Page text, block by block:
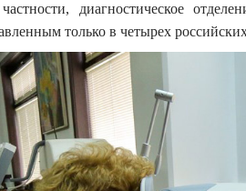
диагностическое
только в четырех